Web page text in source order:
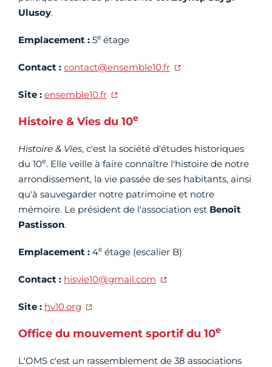
Ulusoy.
Emplacement : 5e étage
Contact : contact@ensemble10.fr
Site : ensemble10.fr
Histoire & Vies du 10e
Histoire & Vies, c'est la société d'études historiques
du 10e. Elle veille à faire connaître l'histoire de notre
arrondissement, la vie passée de ses habitants, ainsi
qu'à sauvegarder notre patrimoine et notre
mémoire. Le président de l'association est Benoît
Pastisson.
Emplacement : 4e étage (escalier B)
Contact : hisvie10@gmail.com
Site : hv10.org
Office du mouvement sportif du 10e
L'OMS c'est un rassemblement de 38 associations